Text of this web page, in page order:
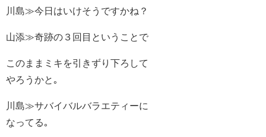
川島≫今日はいけそうですかね？
山添≫奇跡の３回目ということで
このままミキを引きずり下ろして
やろうかと｡
川島≫サバイバルバラエティーに
なってる｡